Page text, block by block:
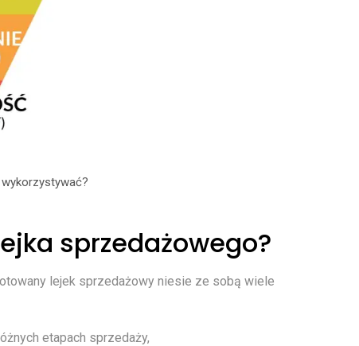
sprzedażowego?
lejek sprzedażowy niesie ze sobą wiele
etapach sprzedaży,